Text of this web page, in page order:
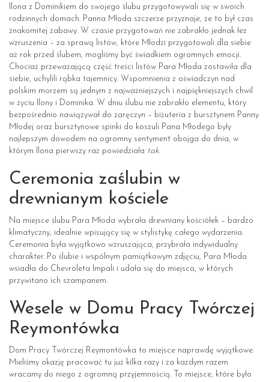
Ilona z Dominikiem do swojego ślubu przygotowywali się w swoich
rodzinnych domach. Panna Młoda szczerze przyznaje, że to był czas
znakomitej zabawy. W czasie przygotowań nie zabrakło jednak łez
wzruszenia – za sprawą listów, które Młodzi przygotowali dla siebie
aż rok przed ślubem, mogliśmy być świadkiem ogromnych emocji.
Chociaż przeważającą część treści listów Para Młoda zostawiła dla
siebie, uchylili rąbka tajemnicy. Wspomnienia z oświadczyn nad
polskim morzem są jednym z najważniejszych i najpiękniejszych chwil
w życiu Ilony i Dominika. W dniu ślubu nie zabrakło elementu, który
bezpośrednio nawiązywał do zaręczyn – biżuteria z bursztynem Panny
Młodej oraz bursztynowe spinki do koszuli Pana Młodego były
najlepszym dowodem na ogromny sentyment obojga do dnia, w
którym Ilona pierwszy raz powiedziała tak.
Ceremonia zaślubin w
drewnianym kościele
Na miejsce ślubu Para Młoda wybrała drewniany kościółek – bardzo
klimatyczny, idealnie wpisujący się w stylistykę całego wydarzenia.
Ceremonia była wyjątkowo wzruszająca, przybrała indywidualny
charakter. Po ślubie i wspólnym pamiątkowym zdjęciu, Para Młoda
wsiadła do Chevroleta Impali i udała się do miejsca, w których
przywitano ich szampanem.
Wesele w Domu Pracy Twórczej
Reymontówka
Dom Pracy Twórczej Reymontówka to miejsce naprawdę wyjątkowe.
Mieliśmy okazję pracować tu już kilka razy i za każdym razem
wracamy do niego z ogromną przyjemnością. To miejsce, które było